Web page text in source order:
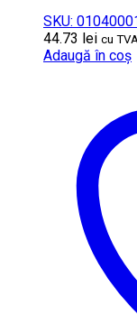
SKU:
44.73 lei cu
Adaugă în coș